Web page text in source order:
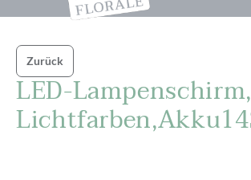
Zurück
LED-